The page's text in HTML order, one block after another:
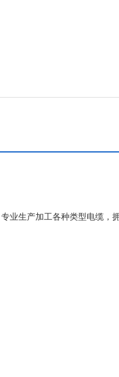
业生产加工各种类型电缆，拥